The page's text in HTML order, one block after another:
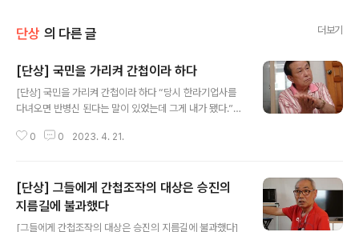
단상 의 다른 글 더보기
[단상] 국민을 가리켜 간첩이라 하다
[단상] 국민을 가리켜 간첩이라 하다 “당시 한라기업사를
다녀오면 반병신 된다는 말이 있었는데 그게 내가 됐다.”
기업 형태인 ‘한라기업사’가 있었습니다. 당시 제주도에서
한 채 다시 나타나곤 했습니다. 양의남 씨는 소문의 당사자
가 되었습니다. 그는 어느 날 한라기업사 직원들에게 끌려
가고 말았습니다. 그들은 양의남 씨에게 간첩 서경윤과의
0 0 2023. 4. 21.
[단상] 그들에게 간첩조작의 대상은 승진의
지름길에 불과했다
[그들에게 간첩조작의 대상은 승진의 지름길에 불과했다]